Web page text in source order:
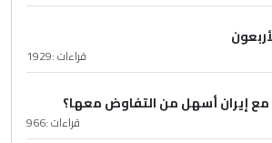
قراءات :1929
مع إيران أسهل من التفاوض معها؟
قراءات :966